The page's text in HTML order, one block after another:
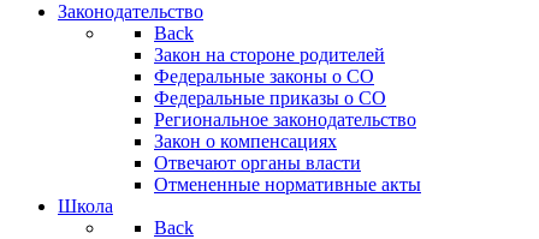
Законодательство
Back
Закон на стороне родителей
Федеральные законы о СО
Федеральные приказы о СО
Региональное законодательство
Закон о компенсациях
Отвечают органы власти
Отмененные нормативные акты
Школа
Back